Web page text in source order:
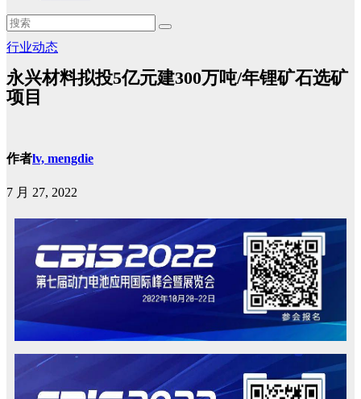
行业动态
永兴材料拟投5亿元建300万吨/年锂矿石选矿
项目
作者lv, mengdie
7 月 27, 2022